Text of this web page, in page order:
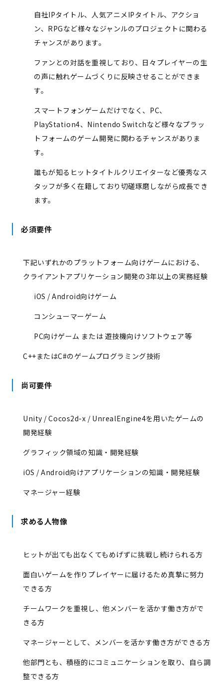
自社IPタイトル、人気アニメIPタイトル、アクショ
ン、RPGなど様々なジャンルのプロジェクトに関わる
チャンスがあります。
ファンとの対話を重視しており、日々プレイヤーの生
の声に触れゲームづくりに反映させることができま
す。
スマートフォンゲームだけでなく、PC、
PlayStation4、Nintendo Switchなど様々なプラッ
トフォームのゲーム開発に関わるチャンスがありま
す。
誰もが知るヒットタイトルクリエイターなど優秀なス
タッフが多く在籍しており切磋琢磨しながら成長でき
ます。
必須要件
下記いずれかのプラットフォーム向けゲームにおける、
クライアントアプリケーション開発の3年以上の実務経験
iOS / Android向けゲーム
コンシューマーゲーム
PC向けゲーム または 遊技機向けソフトウェア等
C++またはC#のゲームプログラミング技術
尚可要件
Unity / Cocos2d-x / UnrealEngine4を用いたゲームの
開発経験
グラフィック領域の知識・開発経験
iOS / Android向けアプリケーションの知識・開発経験
マネージャー経験
求める人物像
ヒットが出ても出なくてもめげずに挑戦し続けられる方
面白いゲームを作りプレイヤーに届けるため真摯に努力
できる方
チームワークを重視し、他メンバーを活かす働き方がで
きる方
マネージャーとして、メンバーを活かす働き方ができる方
他部門とも、積極的にコミュニケーションを取り、自ら調
整できる方